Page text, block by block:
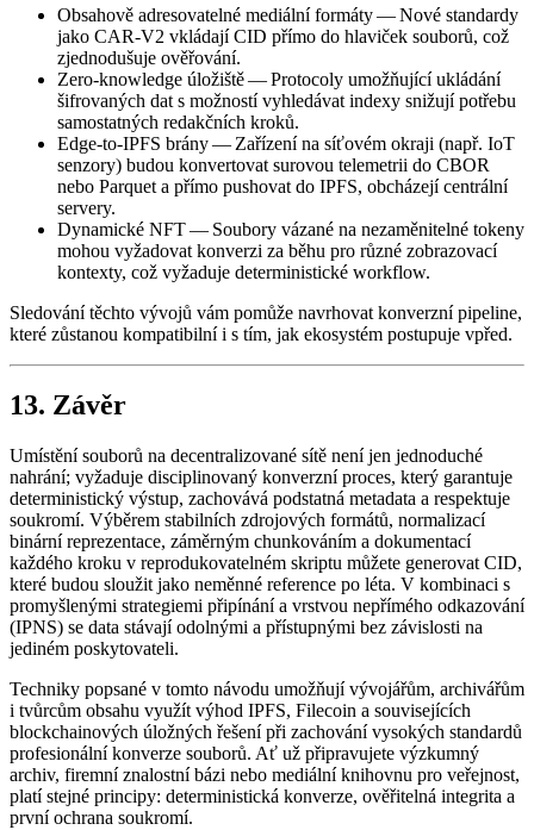
Obsahově adresovatelné mediální formáty— Nové standardy
jako CAR‑V2 vkládají CID přímo do hlaviček souborů, což
zjednodušuje ověřování.
Zero‑knowledge úložiště— Protocoly umožňující ukládání
šifrovaných dat s možností vyhledávat indexy snižují potřebu
samostatných redakčních kroků.
Edge‑to‑IPFS brány— Zařízení na síťovém okraji (např. IoT
senzory) budou konvertovat surovou telemetrii do CBOR
nebo Parquet a přímo pushovat do IPFS, obcházejí centrální
servery.
Dynamické NFT— Soubory vázané na nezaměnitelné tokeny
mohou vyžadovat konverzi za běhu pro různé zobrazovací
kontexty, což vyžaduje deterministické workflow.
Sledování těchto vývojů vám pomůže navrhovat konverzní pipeline,
které zůstanou kompatibilní i s tím, jak ekosystém postupuje vpřed.
13. Závěr
Umístění souborů na decentralizované sítě není jen jednoduché
nahrání; vyžaduje disciplinovaný konverzní proces, který garantuje
deterministický výstup, zachovává podstatná metadata a respektuje
soukromí. Výběrem stabilních zdrojových formátů, normalizací
binární reprezentace, záměrným chunkováním a dokumentací
každého kroku v reprodukovatelném skriptu můžete generovat CID,
které budou sloužit jako neměnné reference po léta. V kombinaci s
promyšlenými strategiemi připínání a vrstvou nepřímého odkazování
(IPNS) se data stávají odolnými a přístupnými bez závislosti na
jediném poskytovateli.
Techniky popsané v tomto návodu umožňují vývojářům, archivářům
i tvůrcům obsahu využít výhod IPFS, Filecoin a souvisejících
blockchainových úložných řešení při zachování vysokých standardů
profesionální konverze souborů. Ať už připravujete výzkumný
archiv, firemní znalostní bázi nebo mediální knihovnu pro veřejnost,
platí stejné principy: deterministická konverze, ověřitelná integrita a
první ochrana soukromí.